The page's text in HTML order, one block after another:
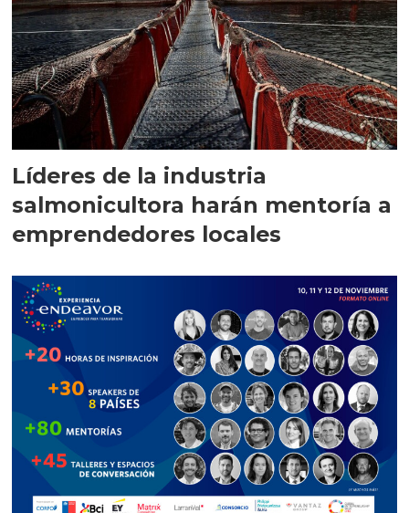
Líderes de la industria
salmonicultora harán mentoría a
emprendedores locales